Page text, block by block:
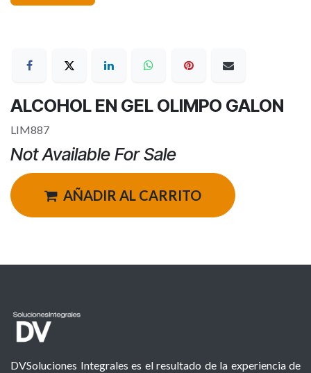
ALCOHOL EN GEL OLIMPO GALON
LIM887
Not Available For Sale
AÑADIR AL CARRITO
DVSoluciones Integrales es el resultado de la experiencia de